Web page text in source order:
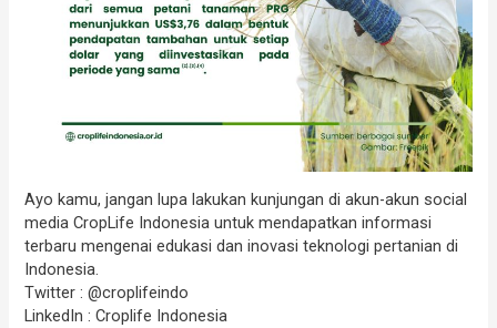
Ayo kamu, jangan lupa lakukan kunjungan di akun-akun social
media CropLife Indonesia untuk mendapatkan informasi
terbaru mengenai edukasi dan inovasi teknologi pertanian di
Indonesia.
Twitter : @croplifeindo
LinkedIn : Croplife Indonesia